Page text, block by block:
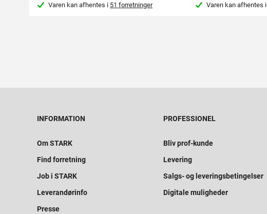
Varen kan afhentes i 51 forretninger
Varen kan afhentes i
INFORMATION
Om STARK
Find forretning
Job i STARK
Leverandørinfo
Presse
PROFESSIONEL
Bliv prof-kunde
Levering
Salgs- og leveringsbetingelser
Digitale muligheder